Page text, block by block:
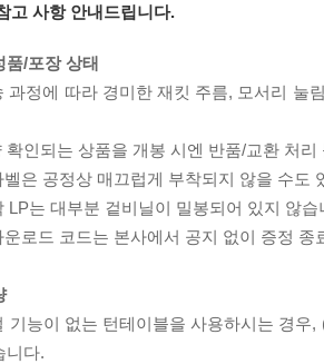
고 사항 안내드립니다.
/포장 상태
과정에 따라 경미한 재킷 주름, 모서리 눌
확인되는 상품을 개봉 시엔 반품/교환 처리
벨은 공정상 매끄럽게 부착되지 않을 수도
LP는 대부분 겉비닐이 밀봉되어 있지 않습
로드 코드는 본사에서 공지 없이 증정 종
기능이 없는 턴테이블을 사용하시는 경
니다.